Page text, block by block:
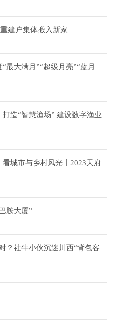
建户集体搬入新家
最大满月”“超级月亮”“蓝月
造“智慧渔场” 建设数字渔业
城市与乡村风光丨2023天府
胺大厦”
？社牛小伙沉迷川西“背包客